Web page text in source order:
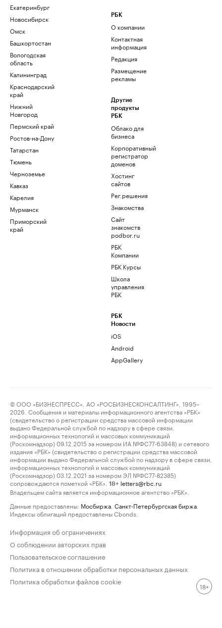
Екатеринбург
Новосибирск
Омск
Башкортостан
Вологодская
область
Калининград
Краснодарский
край
Нижний
Новгород
Пермский край
Ростов-на-Дону
Татарстан
Тюмень
Черноземье
Кавказ
Карелия
Мурманск
Приморский
край
РБК
О компании
Контактная
информация
Редакция
Размещение
рекламы
Другие
продукты
РБК
Облако для
бизнеса
Корпоративный
регистратор
доменов
Хостинг
сайтов
Рег.решения
Знакомства
Сайт
знакомств
podbor.ru
РБК
Компании
РБК Курсы
Школа
управления
РБК
РБК
Новости
iOS
Android
AppGallery
© ООО «БИЗНЕСПРЕСС», АО «РОСБИЗНЕСКОНСАЛТИНГ», 1995–
2026. Сообщения и материалы информационного агентства «РБК»
(свидетельство о регистрации средства массовой информации
выдано Федеральной службой по надзору в сфере связи,
информационных технологий и массовых коммуникаций
(Роскомнадзор) 09.12.2015 за номером ИА №ФС77-63848) и сетевого
издания «РБК» (свидетельство о регистрации средства массовой
информации выдано Федеральной службой по надзору в сфере связи,
информационных технологий и массовых коммуникаций
(Роскомнадзор) 03.12.2021 за номером ЭЛ №ФС77-82385)
сопровождаются пометкой «РБК».
18+ letters@rbc.ru
Владельцем сайта является информационное агентство «РБК».
Данные предоставлены: Мосбиржа Санкт-Петербургская биржа
Индексы облигаций предоставлены Cbonds.
Информация об ограничениях
О соблюдении авторских прав
Пользовательское соглашение
Политика в отношении обработки персональных данных
Политика обработки файлов cookie
18+